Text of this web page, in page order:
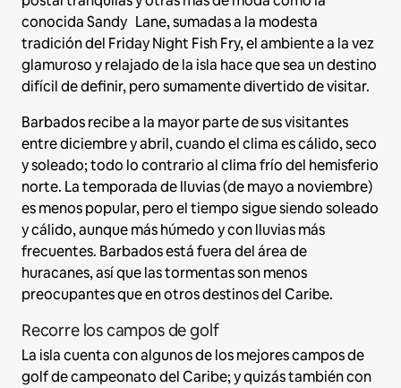
conocida Sandy Lane, sumadas a la modesta
tradición del Friday Night Fish Fry, el ambiente a la vez
glamuroso y relajado de la isla hace que sea un destino
difícil de definir, pero sumamente divertido de visitar.
Barbados recibe a la mayor parte de sus visitantes
entre diciembre y abril, cuando el clima es cálido, seco
y soleado; todo lo contrario al clima frío del hemisferio
norte. La temporada de lluvias (de mayo a noviembre)
es menos popular, pero el tiempo sigue siendo soleado
y cálido, aunque más húmedo y con lluvias más
frecuentes. Barbados está fuera del área de
huracanes, así que las tormentas son menos
preocupantes que en otros destinos del Caribe.
Recorre los campos de golf
La isla cuenta con algunos de los mejores campos de
golf de campeonato del Caribe; y quizás también con